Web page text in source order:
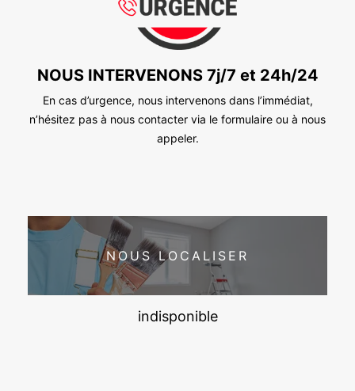
NOUS INTERVENONS 7j/7 et 24h/24
En cas d’urgence, nous intervenons dans l’immédiat,
n’hésitez pas à nous contacter via le formulaire ou à nous
appeler.
NOUS LOCALISER
indisponible